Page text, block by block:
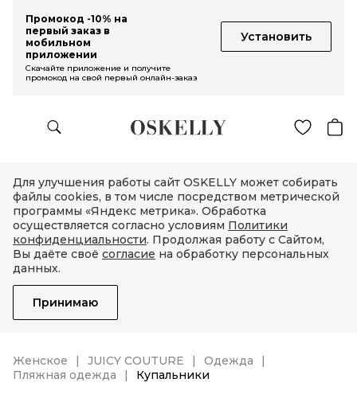
Промокод -10% на
первый заказ в
мобильном
приложении
Установить
Скачайте приложение и получите
промокод на свой первый онлайн-заказ
Для улучшения работы сайт OSKELLY может собирать
файлы cookies, в том числе посредством метрической
программы «Яндекс метрика». Обработка
осуществляется согласно условиям Политики
конфиденциальности. Продолжая работу с Сайтом,
Вы даёте своё согласие на обработку персональных
данных.
Принимаю
Женское JUICY COUTURE
Одежда
Пляжная одежда
Купальники